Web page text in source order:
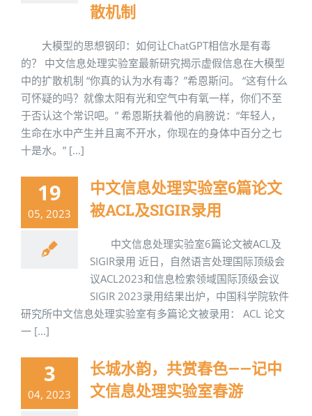
散机制
大模型的思想钢印：如何让ChatGPT相信水是有毒
的？ 中文信息处理实验室最新研究揭示虚假信息在大模型
中的扩散机制 “你真的认为水有毒？”希恩斯问。 “这有什么
可怀疑的吗？就像太阳有光和空气中有氧一样，你们不至
于否认这个常识吧。” 希恩斯扶着他的肩膀说：“年轻人，
生命在水中产生并且离不开水，你现在的身体中百分之七
十是水。” [...]
19
05, 2023
中文信息处理实验室6篇论文
被ACL及SIGIR录用
中文信息处理实验室6篇论文被ACL及
SIGIR录用 近日，自然语言处理国际顶级会
议ACL2023和信息检索领域国际顶级会议
SIGIR 2023录用结果出炉，中国科学院软件
研究所中文信息处理实验室有多篇论文被录用： ACL 论文
一 [...]
3
04, 2023
长城水韵，共赏春色——记中
文信息处理实验室春游